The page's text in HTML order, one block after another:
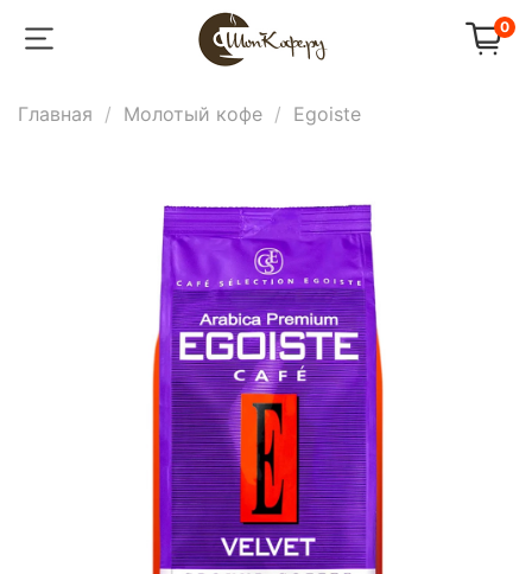
0
Главная Молотый кофе Egoiste